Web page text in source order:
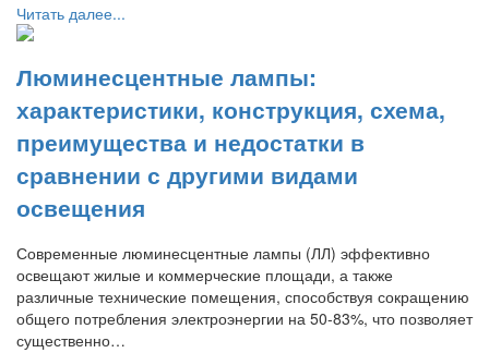
Читать далее...
Люминесцентные лампы:
характеристики, конструкция, схема,
преимущества и недостатки в
сравнении с другими видами
освещения
Современные люминесцентные лампы (ЛЛ) эффективно
освещают жилые и коммерческие площади, а также
различные технические помещения, способствуя сокращению
общего потребления электроэнергии на 50-83%, что позволяет
существенно…